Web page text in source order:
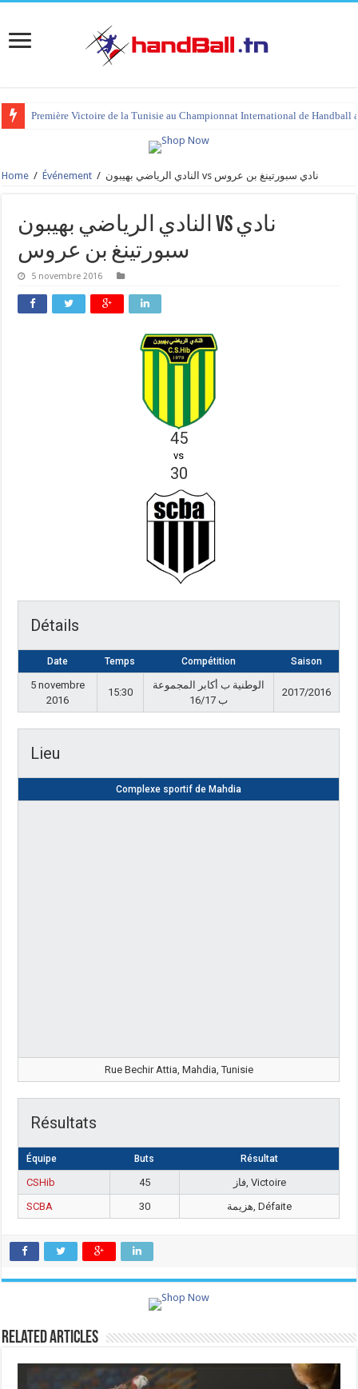
Première Victoire de la Tunisie au Championnat International de Handball
Home / Événement / النادي الرياضي بهيبون vs نادي سبورتينغ بن عروس
النادي الرياضي بهيبون vs نادي
سبورتينغ بن عروس
5 novembre 2016
45
vs
30
Détails
Date Temps Compétition Saison
5 novembre
2016
15:30
الوطنية ب أكابر المجموعة
ب 16/17
2017/2016
Lieu
Complexe sportif de Mahdia
Rue Bechir Attia, Mahdia, Tunisie
Résultats
Équipe Buts Résultat
CSHib 45
فاز, Victoire
SCBA
30 هزيمة, Défaite
Related Articles